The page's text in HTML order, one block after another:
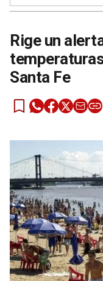
Rige un
Santa Fe